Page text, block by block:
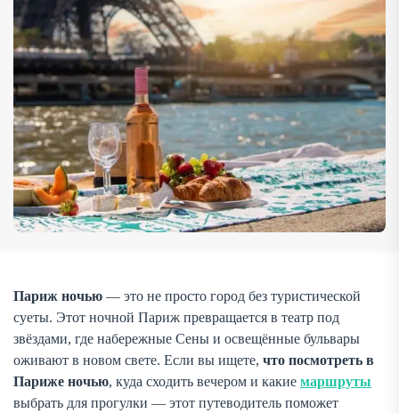
Париж ночью — это не просто город без туристической
суеты. Этот ночной Париж превращается в театр под
звёздами, где набережные Сены и освещённые бульвары
оживают в новом свете. Если вы ищете, что посмотреть в
Париже ночью, куда сходить вечером и какие маршруты
выбрать для прогулки — этот путеводитель поможет